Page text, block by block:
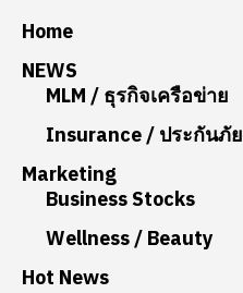
Home
NEWS
MLM / ธุรกิจเครือข่าย
Insurance / ประกันภัย
Marketing
Business Stocks
Wellness / Beauty
Hot News